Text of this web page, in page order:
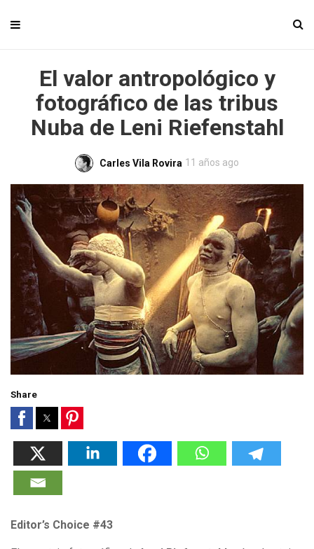
El valor antropológico y
fotográfico de las tribus
Nuba de Leni Riefenstahl
Carles Vila Rovira 11 años ago
Share
Editor’s Choice #43